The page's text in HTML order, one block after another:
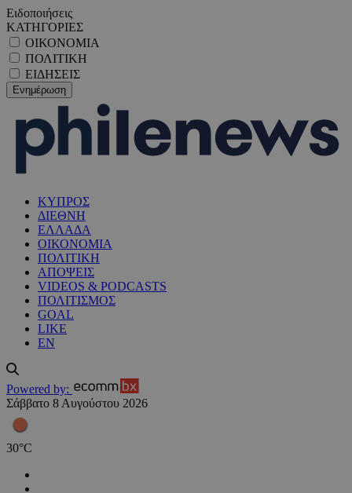
Ειδοποιήσεις
ΚΑΤΗΓΟΡΙΕΣ
ΟΙΚΟΝΟΜΙΑ
ΠΟΛΙΤΙΚΗ
ΕΙΔΗΣΕΙΣ
ΚΥΠΡΟΣ
ΔΙΕΘΝΗ
ΕΛΛΑΔΑ
ΟΙΚΟΝΟΜΙΑ
ΠΟΛΙΤΙΚΗ
ΑΠΟΨΕΙΣ
VIDEOS & PODCASTS
ΠΟΛΙΤΙΣΜΟΣ
GOAL
LIKE
EN
Powered by:
Σάββατο 8 Αυγούστου 2026
30°C